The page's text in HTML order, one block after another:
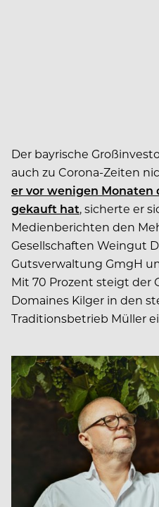
Der bayrische
auch zu Corona-Zeiten
er vor wenigen
gekauft hat, sicherte er
Medienberichten den
Gesellschaften Weingut
Gutsverwaltung GmgH
Mit 70 Prozent steigt der
Domaines Kilger in den
Traditionsbetrieb Müller